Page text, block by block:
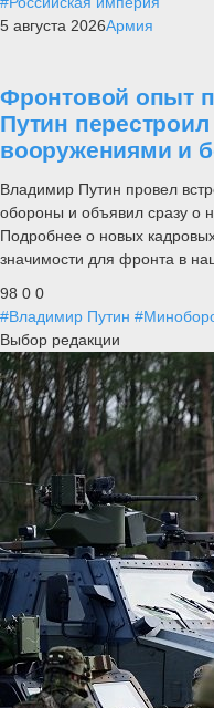
5 августа 2026Армия
Фронтовой опыт
Путин
вооружениями и
Владимир Путин провел
обороны и объявил сразу о
Подробнее о новых
значимости для фронта в
98 0 0
#Владимир Путин
Выбор редакции